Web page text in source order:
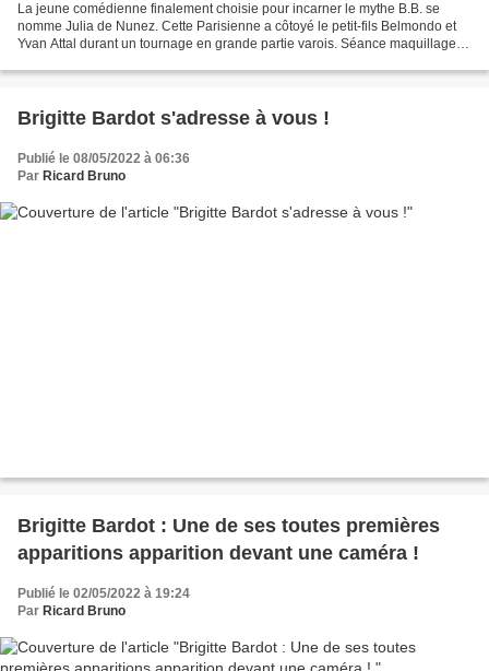
La jeune comédienne finalement choisie pour incarner le mythe B.B. se
nomme Julia de Nunez. Cette Parisienne a côtoyé le petit-fils Belmondo et
Yvan Attal durant un tournage en grande partie varois. Séance maquillage
Brigitte Bardot s'adresse à vous !
Publié le 08/05/2022 à 06:36
Par Ricard Bruno
Brigitte Bardot : Une de ses toutes premières
apparitions apparition devant une caméra !
Publié le 02/05/2022 à 19:24
Par Ricard Bruno